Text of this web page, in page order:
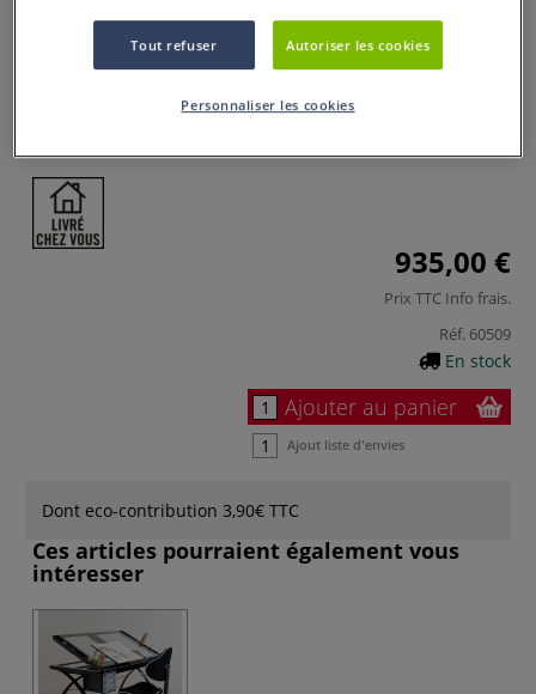
2 Commentaires
La table à dessin moderne et multifonctionnelle
ARTOGRAPH® Futura LightPad® se caractérise notamment
935,00 €
Prix TTC Info frais.
Réf. 60509
En stock
Ajouter au panier
Ajout liste d'envies
Dont eco-contribution 3,90€ TTC
Ces articles pourraient également vous
intéresser
Tout refuser Autoriser les cookies
Personnaliser les cookies